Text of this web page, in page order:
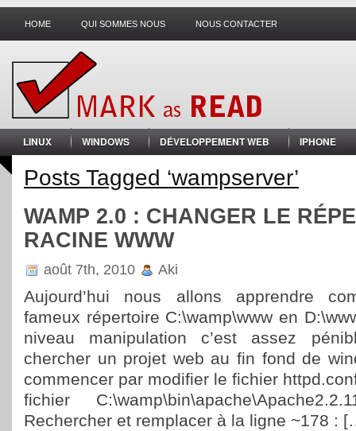
HOME QUI SOMMES NOUS NOUS CONTACTER
LINUX WINDOWS DÉVELOPPEMENT WEB IPHONE
Posts Tagged ‘wampserver’
WAMP 2.0 : CHANGER LE
RACINE WWW
août 7th, 2010 Aki
Aujourd’hui nous allons apprendre
fameux répertoire C:\wamp\www en
niveau manipulation c’est assez
chercher un projet web au fin fond de
commencer par modifier le fichier
fichier
Rechercher et remplacer à la ligne ~178 :